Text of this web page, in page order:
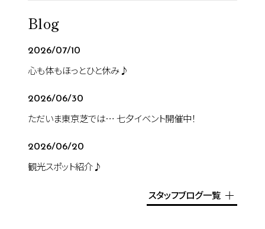
Blog
2026/07/10
心も体もほっとひと休み♪
2026/06/30
ただいま東京芝では… 七夕イベント開催中！
2026/06/20
観光スポット紹介♪
スタッフブログ一覧